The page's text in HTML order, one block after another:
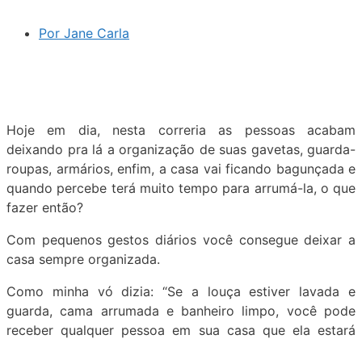
Por Jane Carla
Hoje em dia, nesta correria as pessoas acabam
deixando pra lá a organização de suas gavetas, guarda-
roupas, armários, enfim, a casa vai ficando bagunçada e
quando percebe terá muito tempo para arrumá-la, o que
fazer então?
Com pequenos gestos diários você consegue deixar a
casa sempre organizada.
Como minha vó dizia: “Se a louça estiver lavada e
guarda, cama arrumada e banheiro limpo, você pode
receber qualquer pessoa em sua casa que ela estará